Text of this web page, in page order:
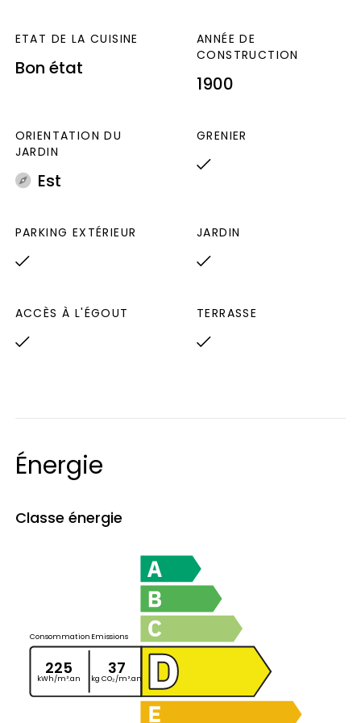
informations sur les risques auxquels ce bien
est exposé sont disponibles sur le site
Géorisques : www.georisques.gouv.fr
ETAT DE LA CUISINE
Bon état
ANNÉE DE
CONSTRUCTION
1900
ORIENTATION DU
JARDIN
Est
GRENIER
PARKING EXTÉRIEUR JARDIN
ACCÈS À L'ÉGOUT TERRASSE
Énergie
Classe énergie
Consommation
225
kWh/m².an
Emissions
37
kg CO₂/m².an